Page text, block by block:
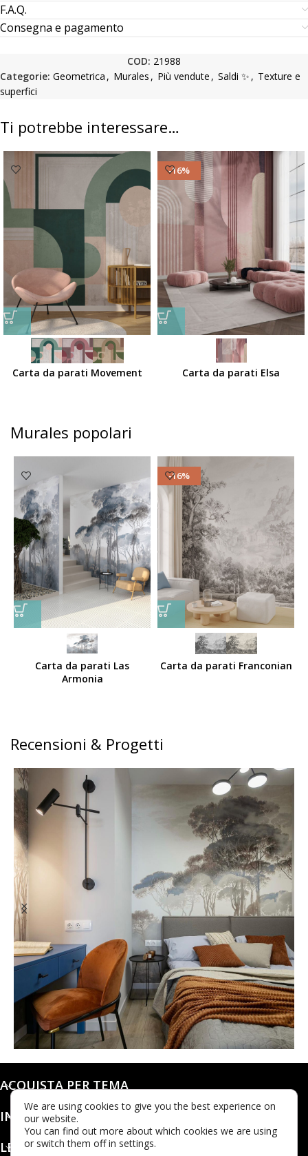
F.A.Q.
Consegna e pagamento
COD: 21988
Categorie: Geometrica , Murales , Più vendute , Saldi ✨ , Texture e
superfici
Ti potrebbe interessare…
Carta da parati Movement
-16%
Carta da parati Elsa
Murales popolari
Carta da parati Las
Armonia
-16%
Carta da parati Franconian
Recensioni & Progetti
@dashaleo_
ACQUISTA PER TEMA
INFO
LEGALE
We are using cookies to give you the best experience on
our website.
You can find out more about which cookies we are using
or switch them off in settings.